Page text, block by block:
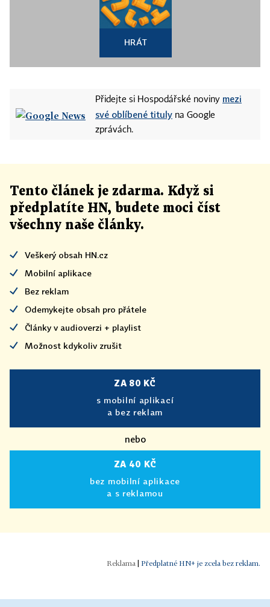
HRÁT
Přidejte si Hospodářské noviny mezi
své oblíbené tituly na Google
zprávách.
Tento článek je zdarma. Když si
předplatíte HN, budete moci číst
všechny naše články.
Veškerý obsah HN.cz
Mobilní aplikace
Bez reklam
Odemykejte obsah pro přátele
Články v audioverzi + playlist
Možnost kdykoliv zrušit
ZA 80 KČ
s mobilní aplikací
a bez reklam
nebo
ZA 40 KČ
bez mobilní aplikace
a s reklamou
| Předplatné HN+ je zcela bez reklam.